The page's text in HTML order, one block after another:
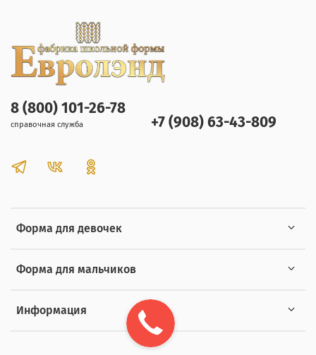
Форма для девочек
Форма для мальчиков
Информация
8 (800) 101-26-78
справочная служба +7 (908) 63-43-809